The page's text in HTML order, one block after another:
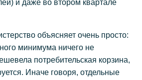
и даже во втором квартале
объясняет очень просто:
минимума ничего не
потребительская корзина,
Иначе говоря, отдельные